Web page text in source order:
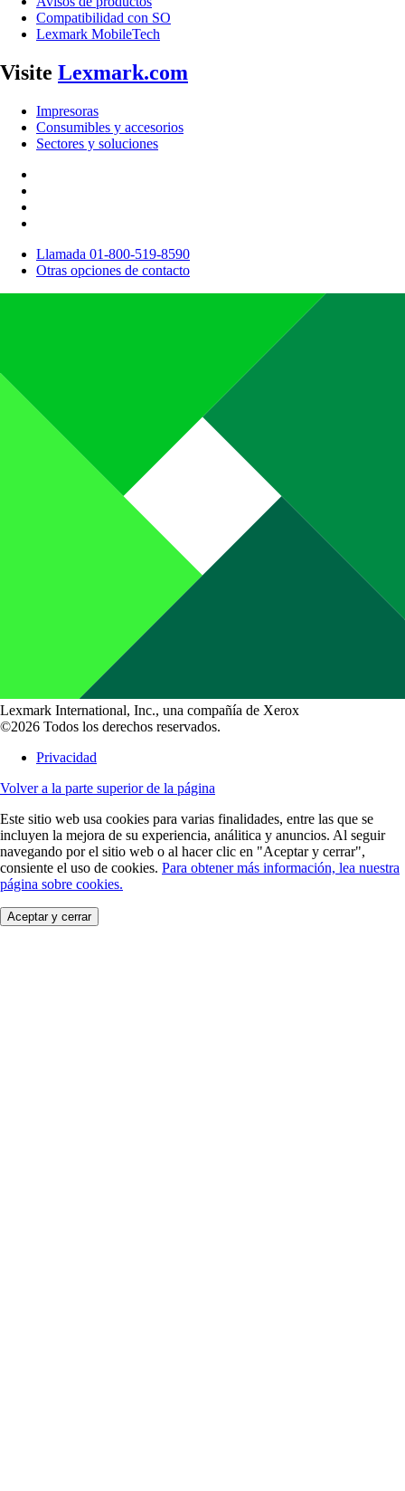
Compatibilidad con SO
Lexmark MobileTech
Visite Lexmark.com
Impresoras
Consumibles y accesorios
Sectores y soluciones
Llamada 01-800-519-8590
Otras opciones de contacto
Lexmark International, Inc., una compañía de Xerox
©2026 Todos los derechos reservados.
Privacidad
Volver a la parte superior de la página
Este sitio web usa cookies para varias finalidades, entre las que se
incluyen la mejora de su experiencia, análitica y anuncios. Al seguir
navegando por el sitio web o al hacer clic en "Aceptar y cerrar",
consiente el uso de cookies. Para obtener más información, lea nuestra
página sobre cookies.
Aceptar y cerrar